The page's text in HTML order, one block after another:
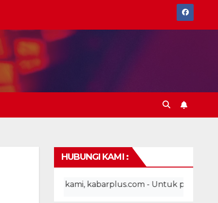
HUBUNGI KAMI :
kami, kabarplus.com - Untuk pemasangan iklan,